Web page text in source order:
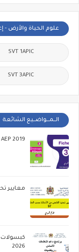
علوم الحياة والأرض -
SVT 1APIC
SVT 3APIC
الــمـــواضــيع الشائعة
2019
معايير
2026